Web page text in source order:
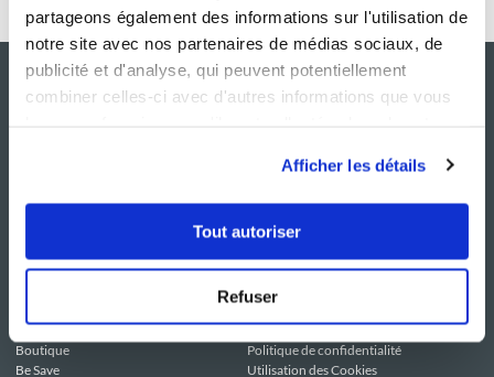
partageons également des informations sur l'utilisation de
notre site avec nos partenaires de médias sociaux, de
publicité et d'analyse, qui peuvent potentiellement
combiner celles-ci avec d'autres informations que vous
Afficher les détails
Tout autoriser
Refuser
NOS SITES
Le Mag'
Boutique
Be Save
SERVICE CONSO
Contactez-nous
Mentions légales
Politique de confidentialité
Utilisation des Cookies